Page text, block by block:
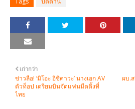
ผบ.
เก่ากว่า
ข่าวลือ! ‘มิโอะ อิชิคาวะ’ นางเอก AV
ตัวท็อป เตรียมบินจัดแฟนมีตติ้งที่
ไทย